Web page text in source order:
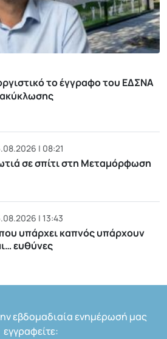
το έγγραφο του ΕΔΣΝΑ
| 08:21
σε σπίτι στη Μεταμόρφωση
| 13:43
υπάρχει καπνός υπάρχουν
ευθύνες
εβδομαδιαία ενημέρωσή μας
εγγραφείτε: